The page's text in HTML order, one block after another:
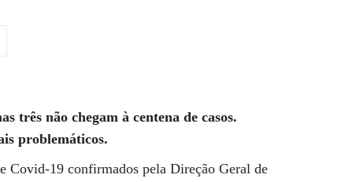
três não chegam à centena de casos.
problemáticos.
Covid-19 confirmados pela Direção Geral de